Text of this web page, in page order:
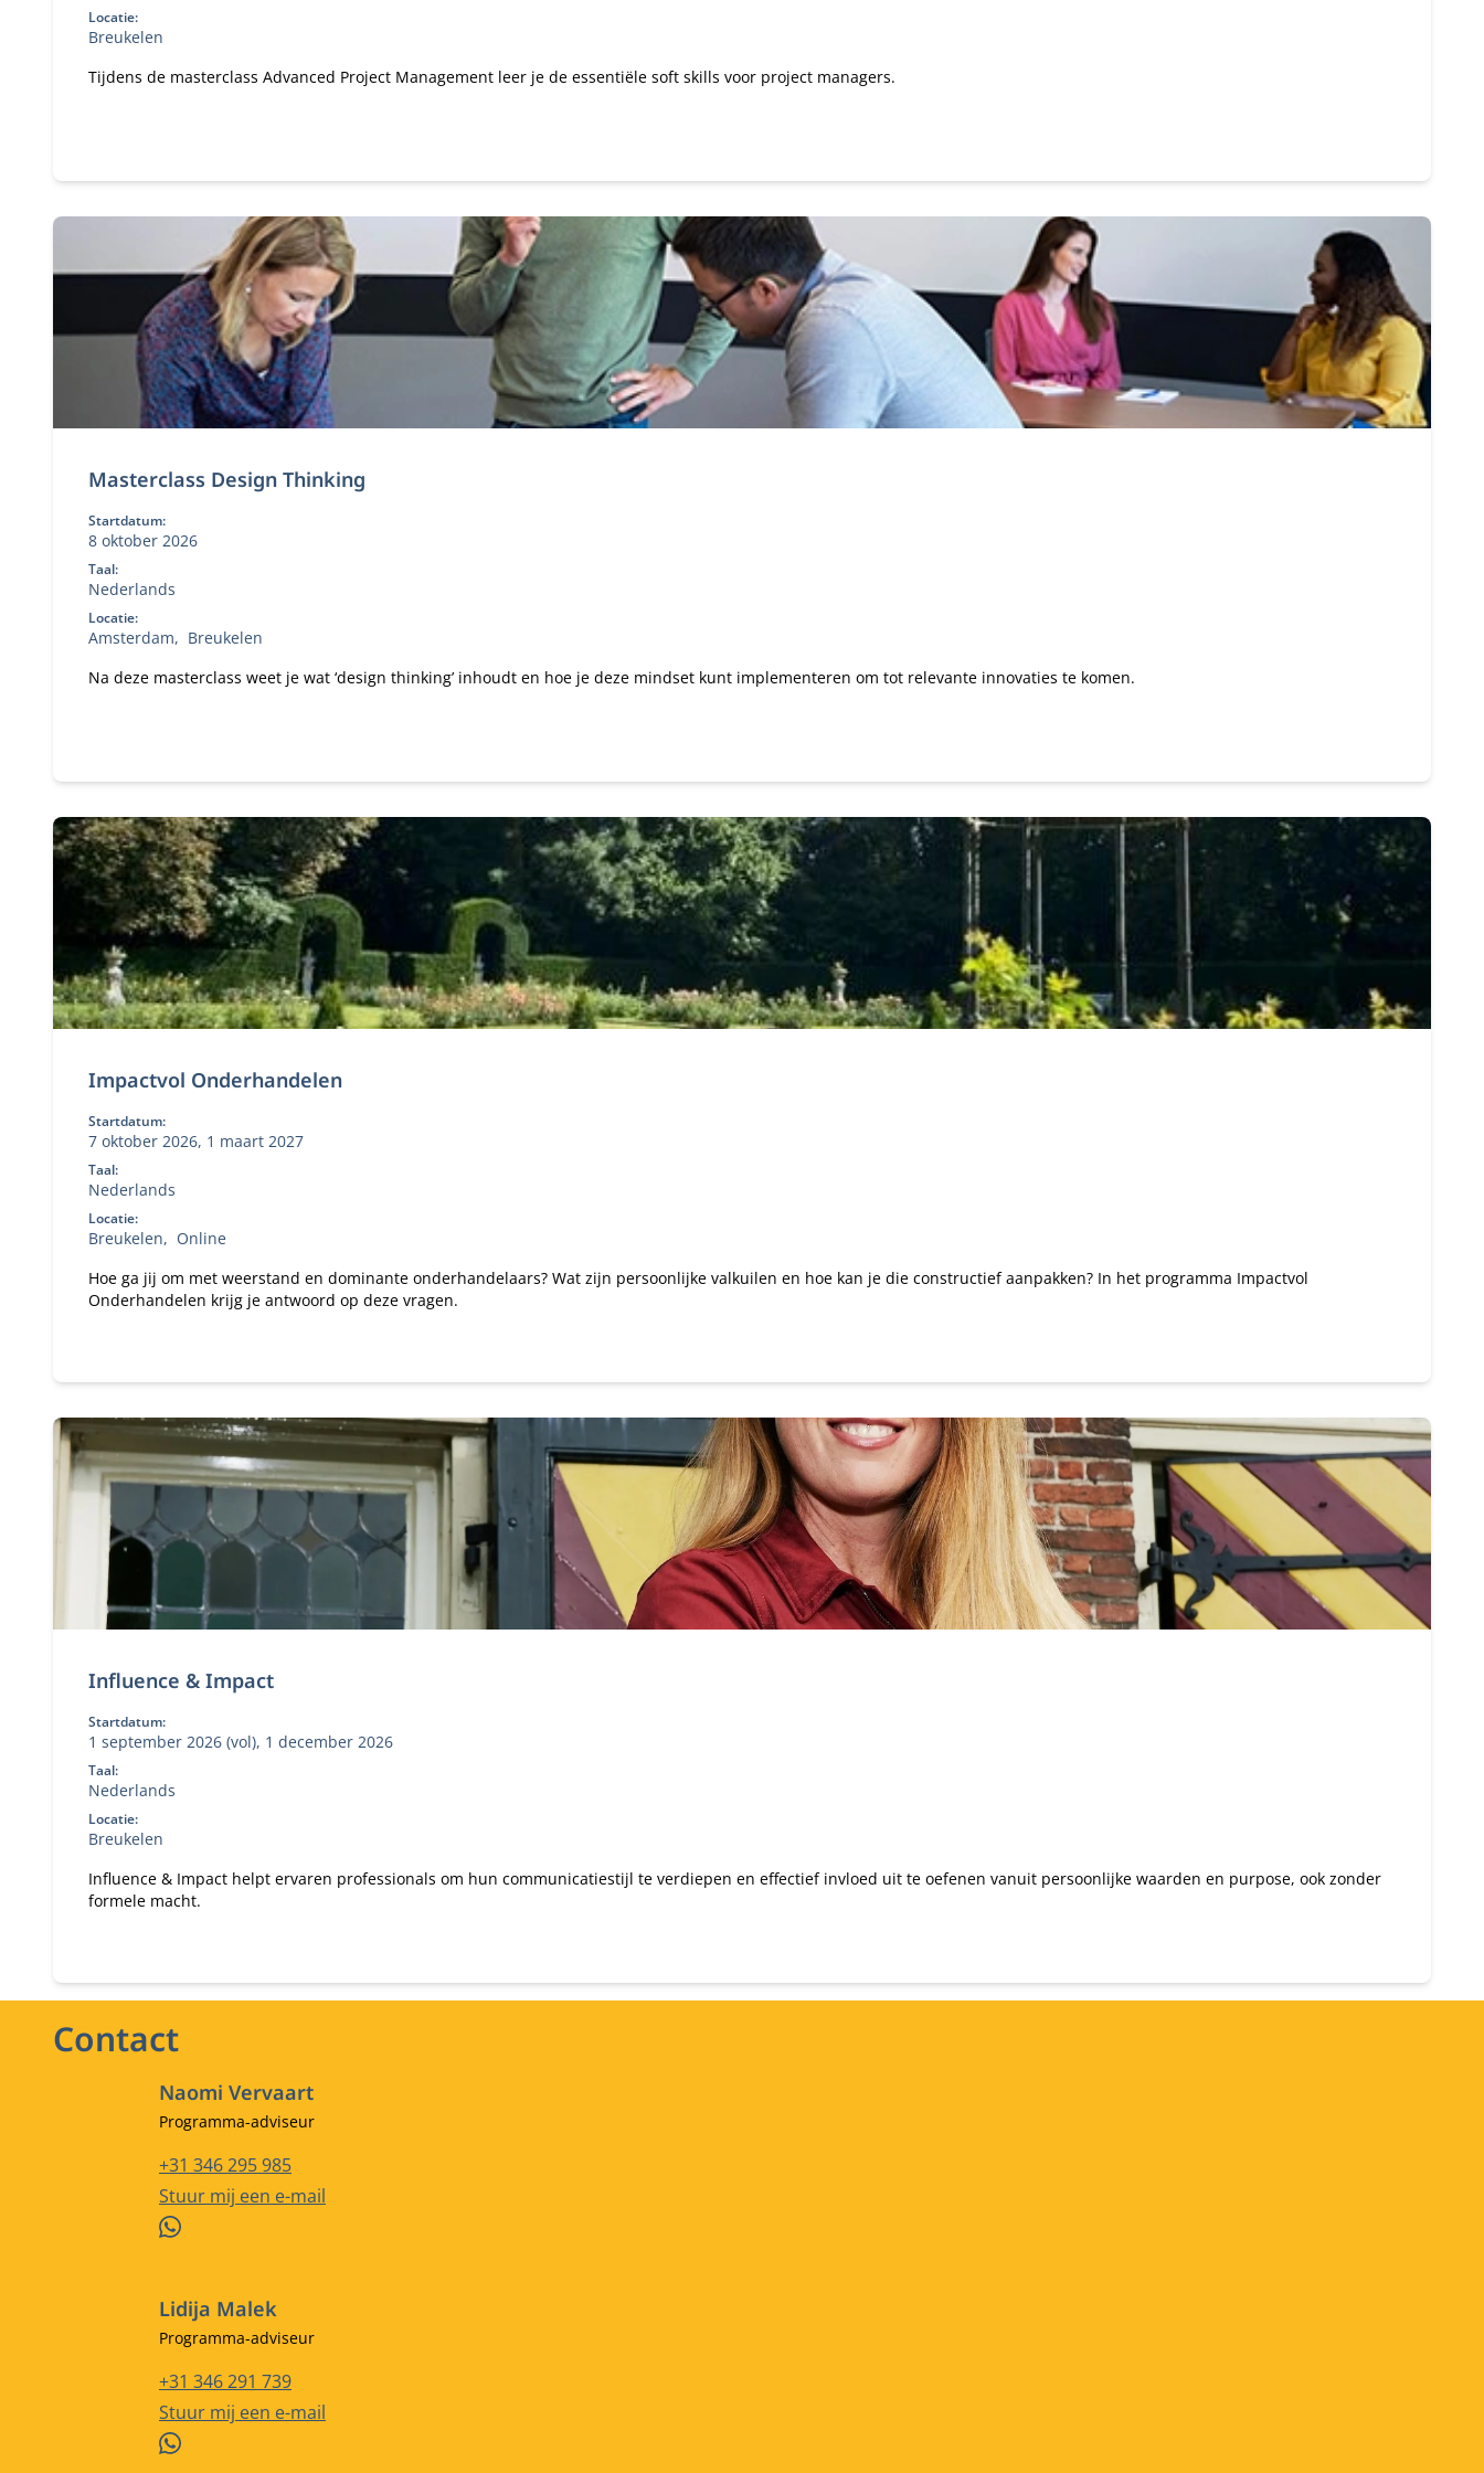
Locatie:
Breukelen
Tijdens de masterclass Advanced Project Management leer je de essentiële soft skills voor project managers.
Masterclass Design Thinking
Startdatum:
8 oktober 2026
Taal:
Nederlands
Locatie:
Amsterdam
Breukelen
Na deze masterclass weet je wat ‘design thinking’ inhoudt en hoe je deze mindset kunt implementeren om tot relevante innovaties te komen.
Impactvol Onderhandelen
Startdatum:
7 oktober 2026, 1 maart 2027
Taal:
Nederlands
Locatie:
Breukelen
Online
Hoe ga jij om met weerstand en dominante onderhandelaars? Wat zijn persoonlijke valkuilen en hoe kan je die constructief aanpakken? In het programma Impactvol
Onderhandelen krijg je antwoord op deze vragen.
Influence & Impact
Startdatum:
1 september 2026 (vol), 1 december 2026
Taal:
Nederlands
Locatie:
Breukelen
Influence & Impact helpt ervaren professionals om hun communicatiestijl te verdiepen en effectief invloed uit te oefenen vanuit persoonlijke waarden en purpose, ook zonder
formele macht.
Contact
Naomi Vervaart
Functietitel
Programma-adviseur
Telefoonnummer
+31 346 295 985
E-mailadres
Stuur mij een e-mail
WhatsApp
Lidija Malek
Functietitel
Programma-adviseur
Telefoonnummer
+31 346 291 739
E-mailadres
Stuur mij een e-mail
WhatsApp